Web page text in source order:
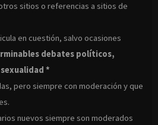
sitios o referencias a sitios de
en cuestión, salvo ocasiones
debates políticos,
*
pero siempre con moderación y que
nuevos siempre son moderados